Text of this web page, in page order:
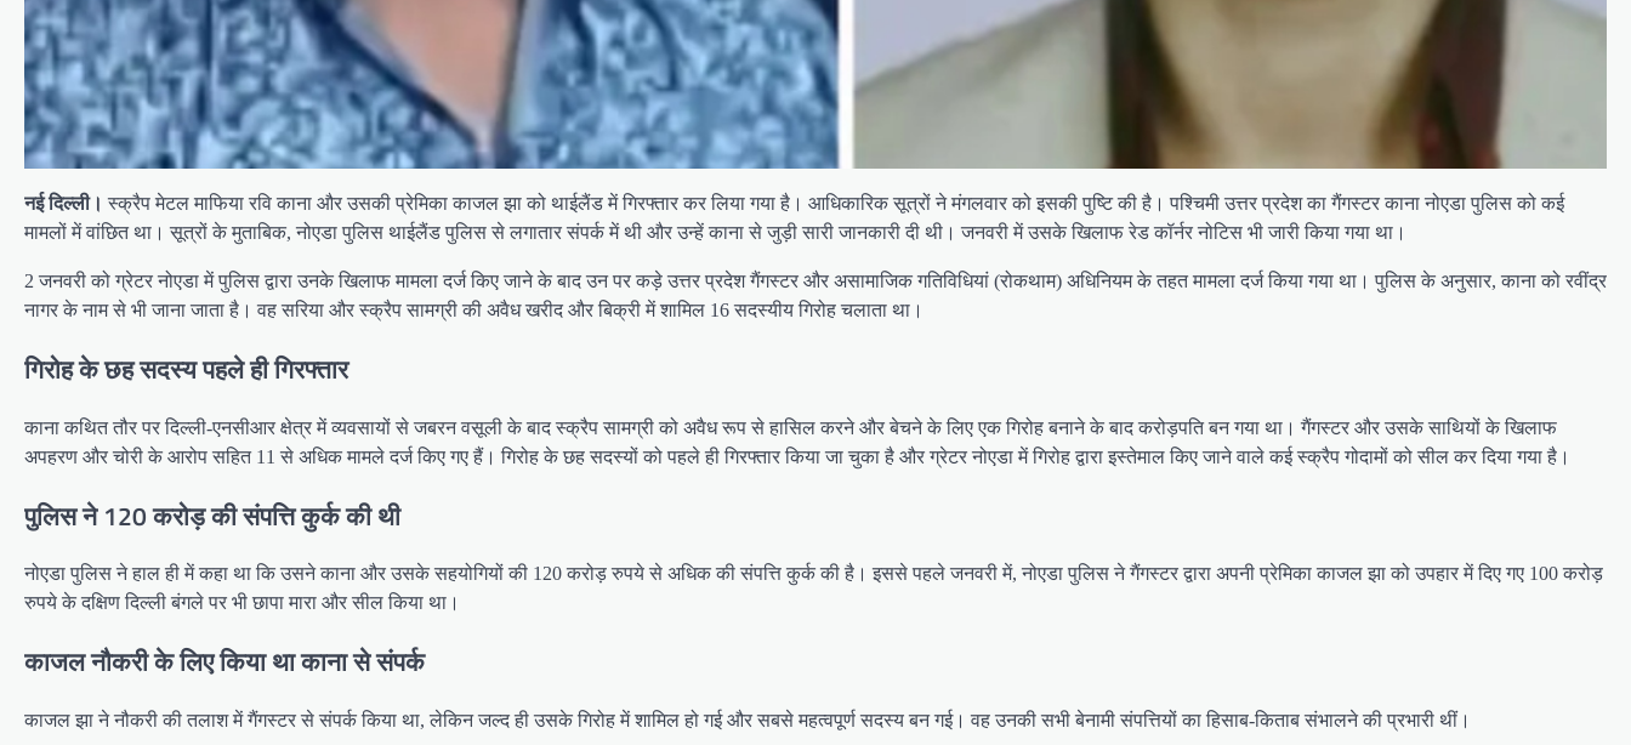
नई दिल्ली। स्क्रैप मेटल माफिया रवि काना और उसकी प्रेमिका काजल झा को थाईलैंड में गिरफ्तार कर लिया गया है। आधिकारिक सूत्रों ने मंगलवार को इसकी पुष्टि की है। पश्चिमी उत्तर प्रदेश का गैंगस्टर काना नोएडा पुलिस को कई
मामलों में वांछित था। सूत्रों के मुताबिक, नोएडा पुलिस थाईलैंड पुलिस से लगातार संपर्क में थी और उन्हें काना से जुड़ी सारी जानकारी दी थी। जनवरी में उसके खिलाफ रेड कॉर्नर नोटिस भी जारी किया गया था।
2 जनवरी को ग्रेटर नोएडा में पुलिस द्वारा उनके खिलाफ मामला दर्ज किए जाने के बाद उन पर कड़े उत्तर प्रदेश गैंगस्टर और असामाजिक गतिविधियां (रोकथाम) अधिनियम के तहत मामला दर्ज किया गया था। पुलिस के अनुसार, काना को रवींद्र
नागर के नाम से भी जाना जाता है। वह सरिया और स्क्रैप सामग्री की अवैध खरीद और बिक्री में शामिल 16 सदस्यीय गिरोह चलाता था।
गिरोह के छह सदस्य पहले ही गिरफ्तार
काना कथित तौर पर दिल्ली-एनसीआर क्षेत्र में व्यवसायों से जबरन वसूली के बाद स्क्रैप सामग्री को अवैध रूप से हासिल करने और बेचने के लिए एक गिरोह बनाने के बाद करोड़पति बन गया था। गैंगस्टर और उसके साथियों के खिलाफ
अपहरण और चोरी के आरोप सहित 11 से अधिक मामले दर्ज किए गए हैं। गिरोह के छह सदस्यों को पहले ही गिरफ्तार किया जा चुका है और ग्रेटर नोएडा में गिरोह द्वारा इस्तेमाल किए जाने वाले कई स्क्रैप गोदामों को सील कर दिया गया है।
पुलिस ने 120 करोड़ की संपत्ति कुर्क की थी
नोएडा पुलिस ने हाल ही में कहा था कि उसने काना और उसके सहयोगियों की 120 करोड़ रुपये से अधिक की संपत्ति कुर्क की है। इससे पहले जनवरी में, नोएडा पुलिस ने गैंगस्टर द्वारा अपनी प्रेमिका काजल झा को उपहार में दिए गए 100 करोड़
रुपये के दक्षिण दिल्ली बंगले पर भी छापा मारा और सील किया था।
काजल नौकरी के लिए किया था काना से संपर्क
काजल झा ने नौकरी की तलाश में गैंगस्टर से संपर्क किया था, लेकिन जल्द ही उसके गिरोह में शामिल हो गई और सबसे महत्वपूर्ण सदस्य बन गई। वह उनकी सभी बेनामी संपत्तियों का हिसाब-किताब संभालने की प्रभारी थीं।